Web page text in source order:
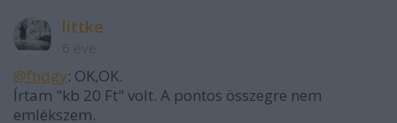
littke
@fhdgy: OK,OK.
Írtam "kb 20 Ft" volt. A pontos összegre nem
emlékszem.